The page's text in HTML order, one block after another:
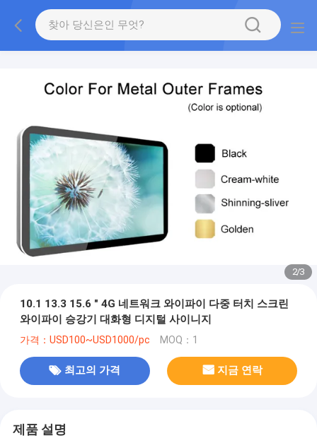
2/3
10.1 13.3 15.6 " 4G 네트워크 와이파이 다중 터치 스크린
와이파이 승강기 대화형 디지털 사이니지
가격：USD100~USD1000/pc MOQ：1
최고의 가격 지금 연락
제품 설명